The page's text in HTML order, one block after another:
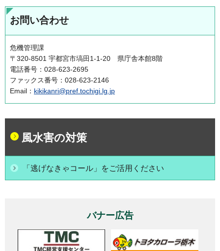
お問い合わせ
危機管理課
〒320-8501 宇都宮市塙田1-1-20 県庁舎本館8階
電話番号：028-623-2695
ファックス番号：028-623-2146
Email： kikikanri@pref.tochigi.lg.jp
風水害の対策
「逃げなきゃコール」をご活用ください
バナー広告